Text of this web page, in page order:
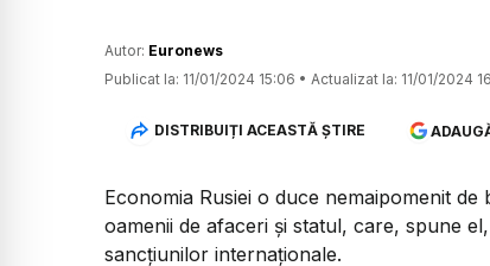
Autor: Euronews
Publicat la: 11/01/2024 15:06 • Actualizat la: 11/01/2024
DISTRIBUIȚI ACEASTĂ ȘTIRE
Economia Rusiei o duce nemaipomenit
oamenii de afaceri și statul, care, spune
sancțiunilor internaționale.